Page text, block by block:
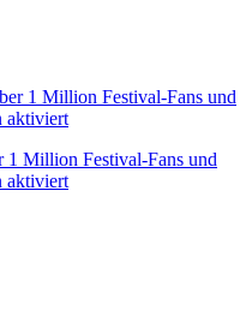
Million Festival-Fans und
aktiviert